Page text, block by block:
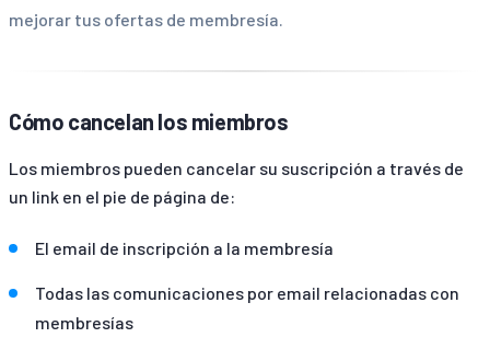
mejorar tus ofertas de membresía.
Cómo cancelan los miembros
Los miembros pueden cancelar su suscripción a través de
un link en el pie de página de:
El email de inscripción a la membresía
Todas las comunicaciones por email relacionadas con
membresías